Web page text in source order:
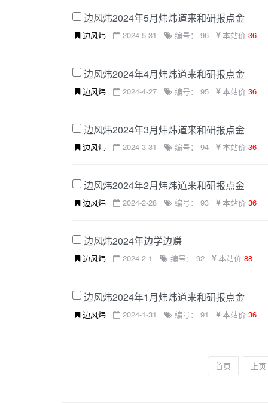
边风炜2024年5月炜炜道来和研报点金
边风炜 2024-5-31 编号： 96 本站价 36
边风炜2024年4月炜炜道来和研报点金
边风炜 2024-4-27 编号： 95 本站价 36
边风炜2024年3月炜炜道来和研报点金
边风炜 2024-3-31 编号： 94 本站价 36
边风炜2024年2月炜炜道来和研报点金
边风炜 2024-2-28 编号： 93 本站价 36
边风炜2024年边学边赚
边风炜 2024-2-1 编号： 92 本站价 88
边风炜2024年1月炜炜道来和研报点金
边风炜 2024-1-31 编号： 91 本站价 36
首页 上页